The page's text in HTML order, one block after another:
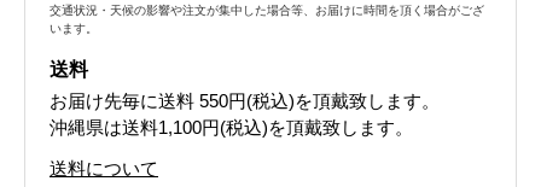
交通状況・天候の影響や注文が集中した場合等、お届けに時間を頂く場合がござ
います。
送料
お届け先毎に送料 550円(税込)を頂戴致します。
沖縄県は送料1,100円(税込)を頂戴致します。
送料について